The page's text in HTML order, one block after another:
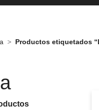
Productos etiquetados